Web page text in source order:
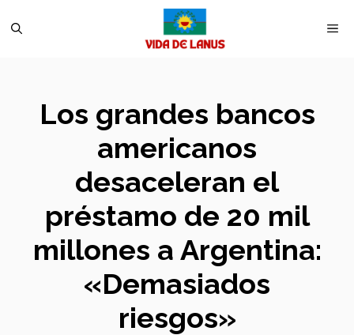
Los grandes bancos
americanos
desaceleran el
préstamo de 20 mil
millones a Argentina:
«Demasiados
riesgos»